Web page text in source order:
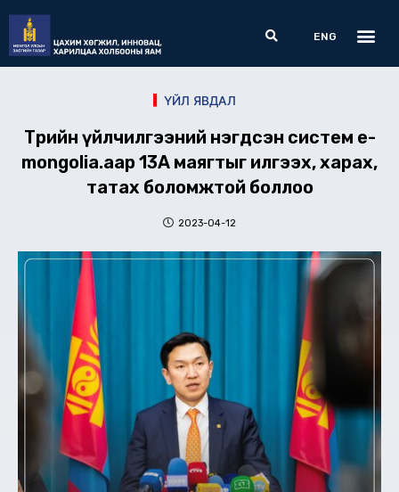
content
Search
ENG
ҮЙЛ ЯВДАЛ
Төрийн үйлчилгээний нэгдсэн систем e-
mongolia.аар 13А маягтыг илгээх, харах,
татах боломжтой боллоо
2023-04-12